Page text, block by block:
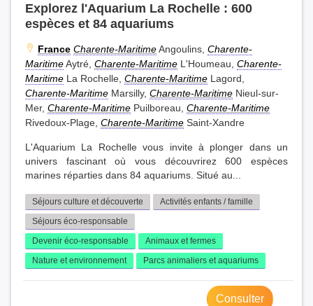
Explorez l'Aquarium La Rochelle : 600
espèces et 84 aquariums
France Charente-MaritimeAngoulins, Charente-
MaritimeAytré, Charente-Maritime L'Houmeau, Charente-
Maritime La Rochelle, Charente-Maritime Lagord,
Charente-Maritime Marsilly, Charente-Maritime Nieul-sur-
Mer, Charente-Maritime Puilboreau, Charente-Maritime
Rivedoux-Plage, Charente-Maritime Saint-Xandre
L'Aquarium La Rochelle vous invite à plonger dans un
univers fascinant où vous découvrirez 600 espèces
marines réparties dans 84 aquariums. Situé au...
Séjours culture et découverte
Activités enfants / famille
Séjours éco-responsable
Devenir éco-responsable
Animaux et fermes
Nature et environnement
Parcs animaliers et aquariums
Consulter